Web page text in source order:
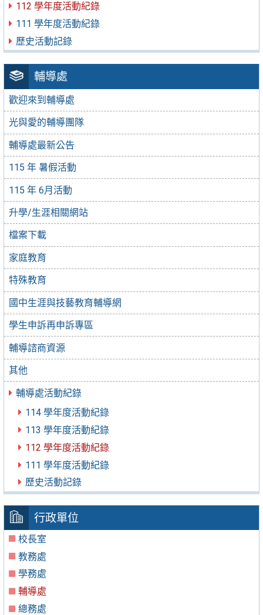
112 學年度活動紀錄
111 學年度活動紀錄
歷史活動記錄
輔導處
歡迎來到輔導處
光與愛的輔導團隊
輔導處最新公告
115 年 暑假活動
115 年 6月活動
升學/生涯相關網站
檔案下載
家庭教育
特殊教育
國中生涯與技藝教育輔導網
學生申訴再申訴專區
輔導諮商資源
其他
輔導處活動紀錄
114 學年度活動紀錄
113 學年度活動紀錄
112 學年度活動紀錄
111 學年度活動紀錄
歷史活動記錄
行政單位
校長室
教務處
學務處
輔導處
總務處